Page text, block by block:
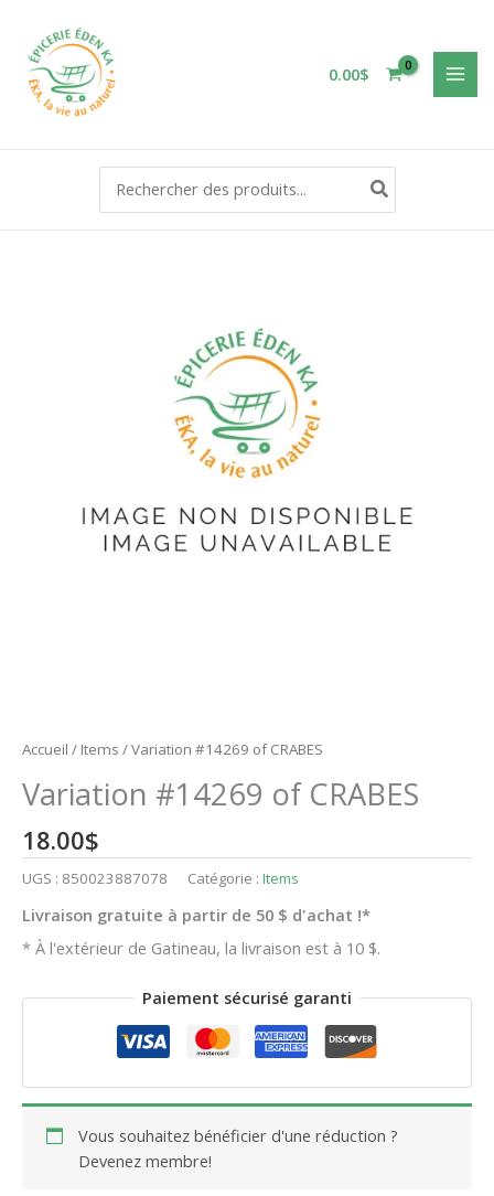
contenu
0.00$
Accueil / Items / Variation #14269 of CRABES
Variation #14269 of CRABES
18.00$
UGS : 850023887078 Catégorie : Items
Livraison gratuite à partir de 50 $ d'achat !*
* À l'extérieur de Gatineau, la livraison est à 10 $.
Paiement sécurisé garanti
Vous souhaitez bénéficier d'une réduction ?
Devenez membre!